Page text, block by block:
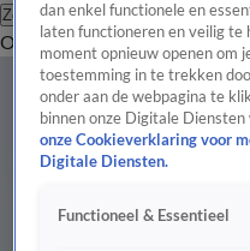
Zoeken
OverzichtRegioUitzendingen
dan enkel functionele en
laten functioneren en veilig te
moment opnieuw openen om
toestemming in te trekken
onder aan de webpagina te
binnen onze Digitale
onze Cookieverklaring voor
Digitale Diensten.
Functioneel & Essentieel